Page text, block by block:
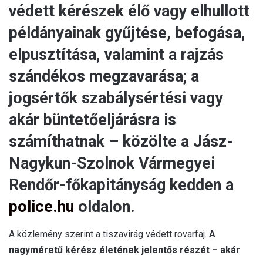
védett kérészek élő vagy elhullott
példányainak gyűjtése, befogása,
elpusztítása, valamint a rajzás
szándékos megzavarása; a
jogsértők szabálysértési vagy
akár büntetőeljárásra is
számíthatnak – közölte a Jász-
Nagykun-Szolnok Vármegyei
Rendőr-főkapitányság kedden a
police.hu oldalon.
A közlemény szerint a tiszavirág védett rovarfaj. A
nagyméretű kérész életének jelentős részét – akár